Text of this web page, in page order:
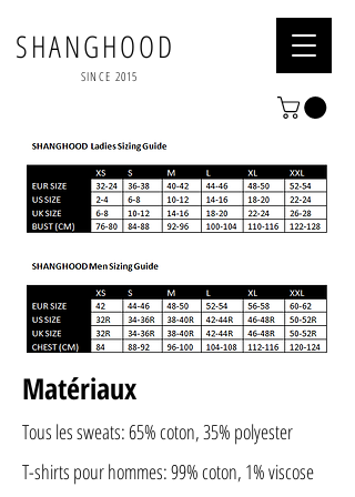
SHANGHOOD
SINCE 2015
Matériaux
Tous les sweats: 65% coton, 35% polyester
T-shirts pour hommes: 99% coton, 1% viscose